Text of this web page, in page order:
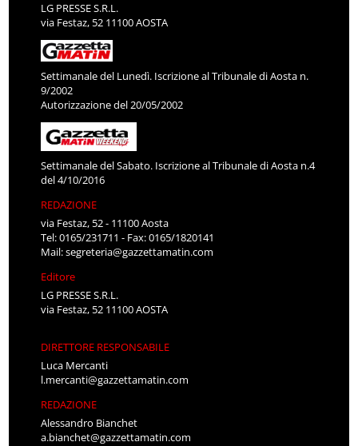
LG PRESSE S.R.L.
via Festaz, 52 11100 AOSTA
Settimanale del Lunedì. Iscrizione al Tribunale di Aosta n.
9/2002
Autorizzazione del 20/05/2002
Settimanale del Sabato. Iscrizione al Tribunale di Aosta n.4
del 4/10/2016
REDAZIONE
via Festaz, 52 - 11100 Aosta
Tel: 0165/231711 - Fax: 0165/1820141
Mail:segreteria@gazzettamatin.com
Editore
LG PRESSE S.R.L.
via Festaz, 52 11100 AOSTA
DIRETTORE RESPONSABILE
Luca Mercanti
l.mercanti@gazzettamatin.com
REDAZIONE
Alessandro Bianchet
a.bianchet@gazzettamatin.com